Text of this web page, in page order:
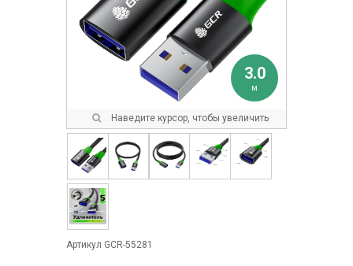
3.0
м
Наведите курсор, чтобы увеличить
Артикул GCR-55281